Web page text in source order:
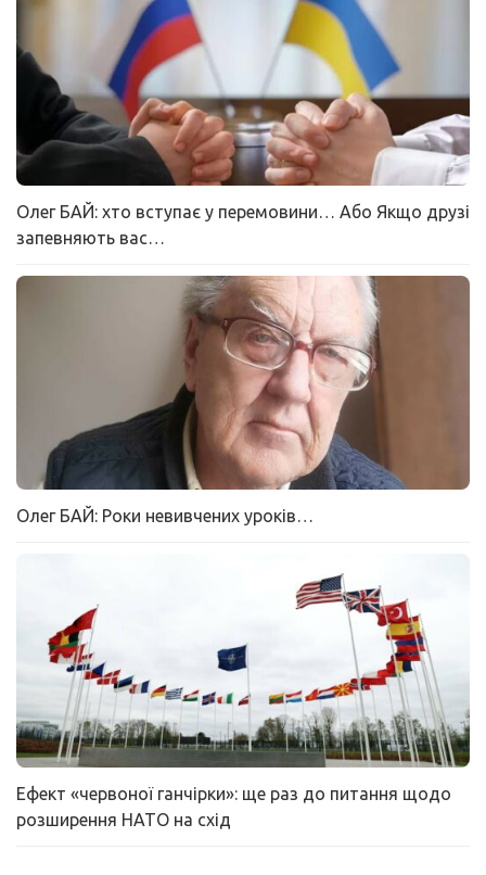
Олег БАЙ: хто вступає у перемовини… Або Якщо друзі
запевняють вас…
Олег БАЙ: Роки невивчених уроків…
Ефект «червоної ганчірки»: ще раз до питання щодо
розширення НАТО на схід